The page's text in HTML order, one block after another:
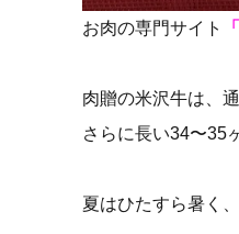
お肉の専門サイト
肉贈の米沢牛は、
さらに長い34〜35
夏はひたすら暑く